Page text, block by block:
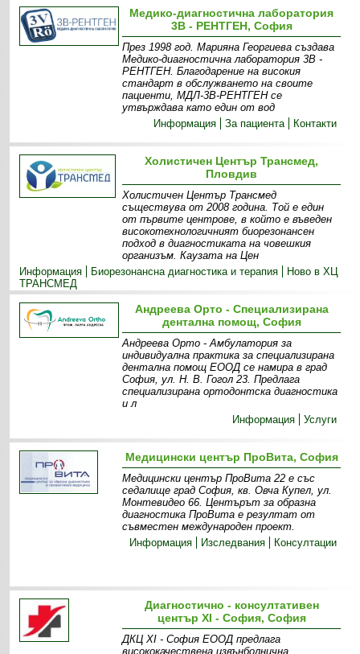
Медико-диагностична лаборатория
3В - РЕНТГЕН, София
През 1998 год. Марияна Георгиева създава
Медико-диагностична лаборатория 3В -
РЕНТГЕН. Благодарение на високия
стандарт в обслужването на своите
пациенти, МДЛ-3В-РЕНТГЕН се
утвърждава като един от вод
Информация
За пациента Контакти
Холистичен Център Трансмед,
Пловдив
Холистичен Център Трансмед
съществува от 2008 година. Той е един
от първите центрове, в който е въведен
високотехнологичният биорезонансен
подход в диагностиката на човешкия
организъм. Каузата на Цен
Информация
Биорезонансна диагностика и терапия
Ново в ХЦ
ТРАНСМЕД
Андреева Орто - Специализирана
дентална помощ, София
Андреева Орто - Амбулатория за
индивидуална практика за специализирана
дентална помощ ЕООД се намира в град
София, ул. Н. В. Гогол 23. Предлага
специализирана ортодонтска диагностика
и л
Информация
Услуги
Медицински център ПроВита, София
Медицински център ПроВита 22 е със
седалище град София, кв. Овча Купел, ул.
Монтевидео 66. Центърът за образна
диагностика ПроВита e резултат от
съвместен международен проект.
Информация
Изследвания Консултации
Диагностично - консултативен
център XI - София, София
ДКЦ XI - София ЕООД предлага
висококачествена извънболнична